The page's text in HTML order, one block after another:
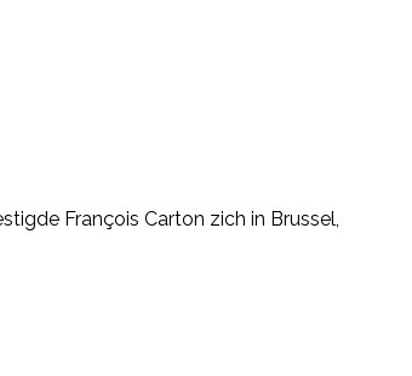
François Carton zich in Brussel,